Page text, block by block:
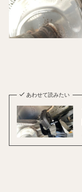
あわせて読みたい